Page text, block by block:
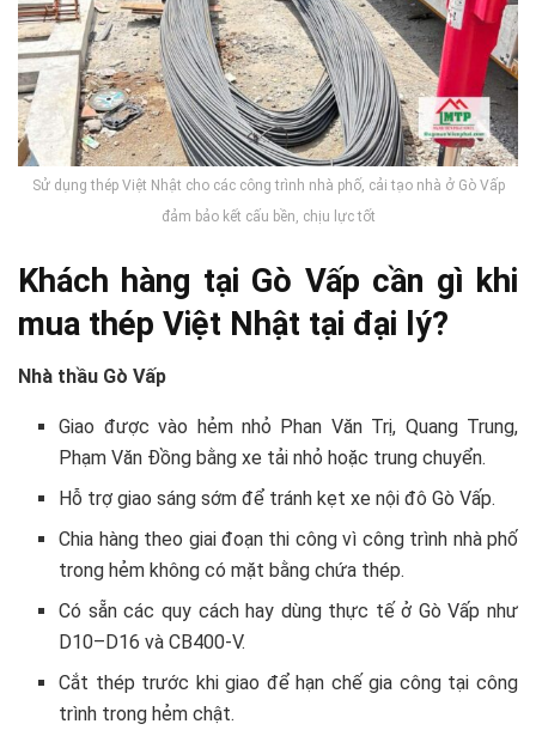
Sử dụng thép Việt Nhật cho các công trình nhà phố, cải tạo nhà ở Gò Vấp
đảm bảo kết cấu bền, chịu lực tốt
Khách hàng tại Gò Vấp cần gì khi
mua thép Việt Nhật tại đại lý?
Nhà thầu Gò Vấp
Giao được vào hẻm nhỏ Phan Văn Trị, Quang Trung,
Phạm Văn Đồng bằng xe tải nhỏ hoặc trung chuyển.
Hỗ trợ giao sáng sớm để tránh kẹt xe nội đô Gò Vấp.
Chia hàng theo giai đoạn thi công vì công trình nhà phố
trong hẻm không có mặt bằng chứa thép.
Có sẵn các quy cách hay dùng thực tế ở Gò Vấp như
D10–D16 và CB400-V.
Cắt thép trước khi giao để hạn chế gia công tại công
trình trong hẻm chật.